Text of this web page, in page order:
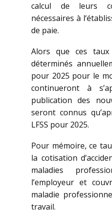
calcul de leurs
nécessaires à
de paie.
Alors que ces
déterminés
pour 2025 pour le
continueront à
publication des
seront connus
LFSS pour 2025.
Pour mémoire, ce
la cotisation
maladies
l’employeur et
maladie
travail.